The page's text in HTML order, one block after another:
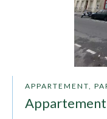
APPARTEMENT,
Appartement